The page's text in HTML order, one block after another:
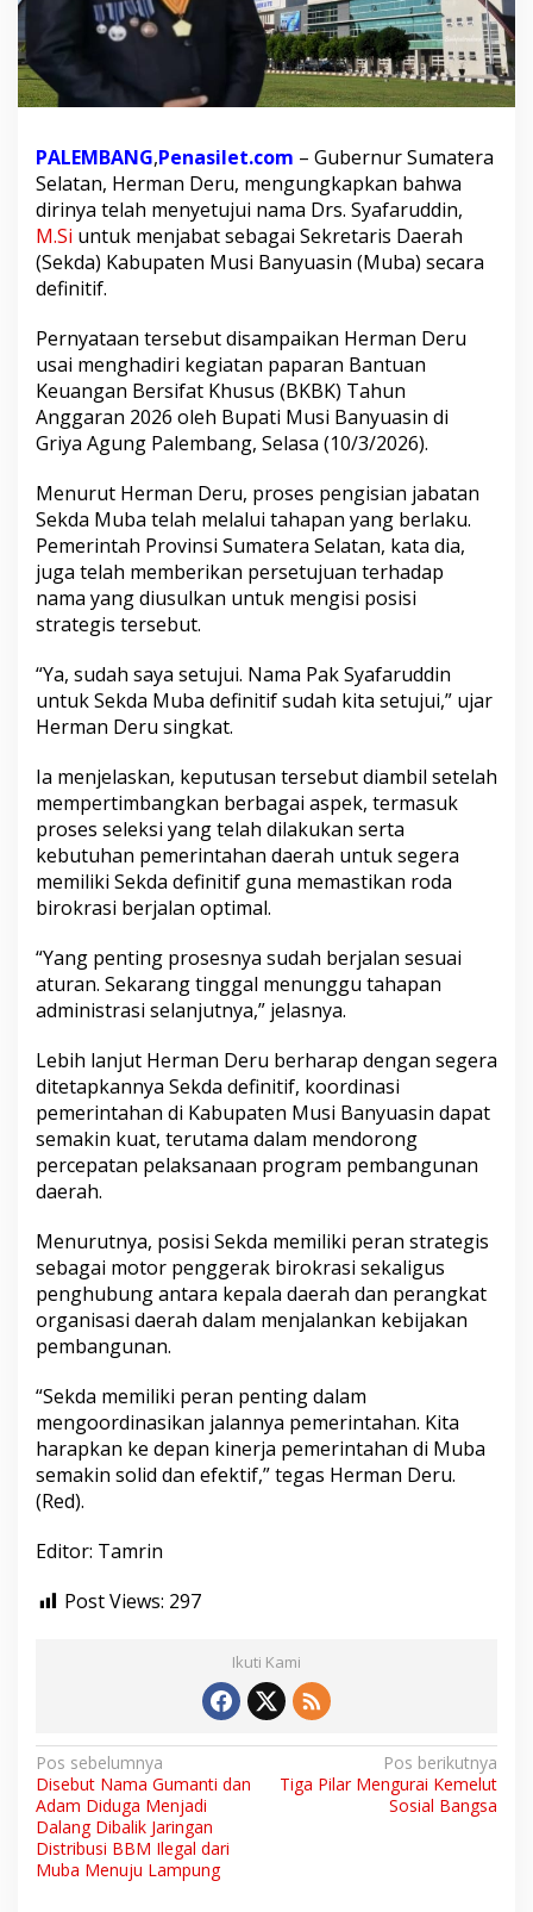
t
u
j
u
i
S
f
a
r
u
d
d
s
e
b
a
g
e
k
e
f
i
n
t
i
M
u
a
PALEMBANG,Penasilet.com – Gubernur Sumatera
Selatan, Herman Deru, mengungkapkan bahwa
dirinya telah menyetujui nama Drs. Syafaruddin,
M.Si untuk menjabat sebagai Sekretaris Daerah
(Sekda) Kabupaten Musi Banyuasin (Muba) secara
definitif.
Pernyataan tersebut disampaikan Herman Deru
usai menghadiri kegiatan paparan Bantuan
Keuangan Bersifat Khusus (BKBK) Tahun
Anggaran 2026 oleh Bupati Musi Banyuasin di
Griya Agung Palembang, Selasa (10/3/2026).
Menurut Herman Deru, proses pengisian jabatan
Sekda Muba telah melalui tahapan yang berlaku.
Pemerintah Provinsi Sumatera Selatan, kata dia,
juga telah memberikan persetujuan terhadap
nama yang diusulkan untuk mengisi posisi
strategis tersebut.
“Ya, sudah saya setujui. Nama Pak Syafaruddin
untuk Sekda Muba definitif sudah kita setujui,” ujar
Herman Deru singkat.
Ia menjelaskan, keputusan tersebut diambil setelah
mempertimbangkan berbagai aspek, termasuk
proses seleksi yang telah dilakukan serta
kebutuhan pemerintahan daerah untuk segera
memiliki Sekda definitif guna memastikan roda
birokrasi berjalan optimal.
“Yang penting prosesnya sudah berjalan sesuai
aturan. Sekarang tinggal menunggu tahapan
administrasi selanjutnya,” jelasnya.
Lebih lanjut Herman Deru berharap dengan segera
ditetapkannya Sekda definitif, koordinasi
pemerintahan di Kabupaten Musi Banyuasin dapat
semakin kuat, terutama dalam mendorong
percepatan pelaksanaan program pembangunan
daerah.
Menurutnya, posisi Sekda memiliki peran strategis
sebagai motor penggerak birokrasi sekaligus
penghubung antara kepala daerah dan perangkat
organisasi daerah dalam menjalankan kebijakan
pembangunan.
“Sekda memiliki peran penting dalam
mengoordinasikan jalannya pemerintahan. Kita
harapkan ke depan kinerja pemerintahan di Muba
semakin solid dan efektif,” tegas Herman Deru.
(Red).
Editor: Tamrin
Post Views: 297
Ikuti Kami
N
a
v
i
Pos sebelumnya
Disebut Nama Gumanti dan
Adam Diduga Menjadi
Dalang Dibalik Jaringan
Distribusi BBM Ilegal dari
Muba Menuju Lampung
Pos berikutnya
Tiga Pilar Mengurai Kemelut
Sosial Bangsa